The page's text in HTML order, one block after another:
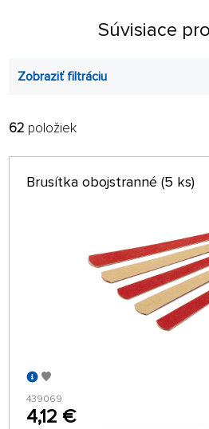
Súvisiace
Zobraziť filtráciu
FILTROVAŤ:
62 položiek
Brusítka obojstranné (5 ks)
439069
4,12 €